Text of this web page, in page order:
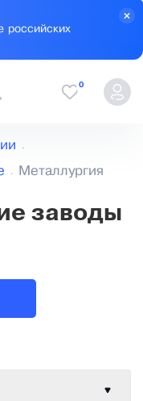
российских
0
Металлургия
заводы